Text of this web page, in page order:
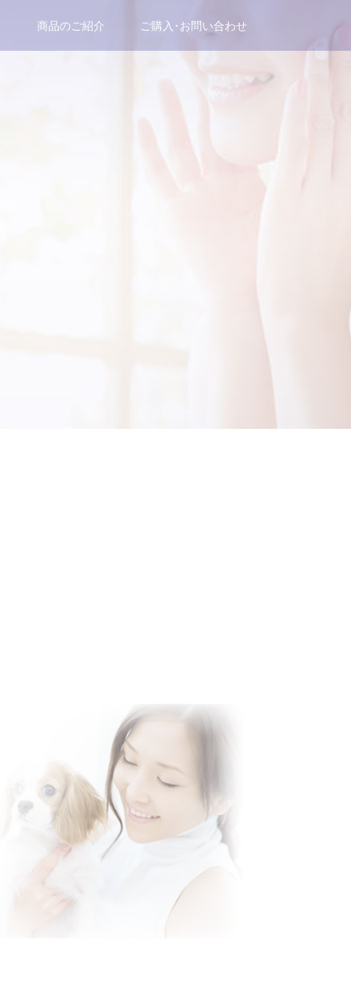
商品のご紹介 ご購入･お問い合わせ